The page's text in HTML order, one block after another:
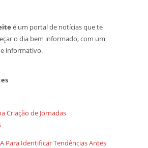
é um portal de notícias que te
o dia bem informado, com um
informativo.
Criação de Jornadas
Para Identificar Tendências Antes